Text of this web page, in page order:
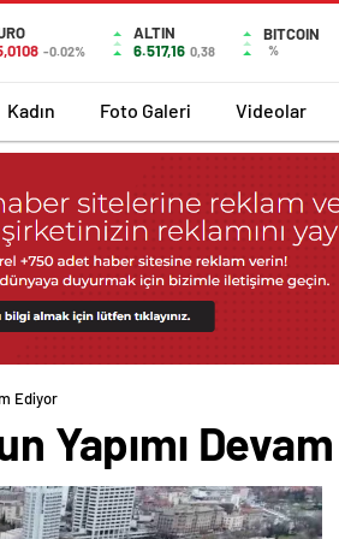
-0.02%
ALTIN
6.517,16 0,38
BITCOIN
%
Kadın Foto Galeri Videolar
Ediyor
Yapımı